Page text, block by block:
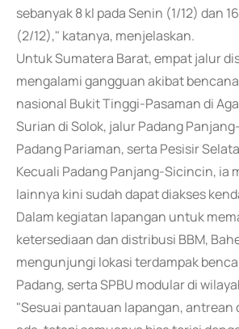
sebanyak 8 kl pada Senin (1/12) dan
(2/12)," katanya, menjelaskan.
Untuk Sumatera Barat, empat jalur
mengalami gangguan akibat
nasional Bukit Tinggi-Pasaman di
Surian di Solok, jalur Padang
Padang Pariaman, serta Pesisir
Kecuali Padang Panjang-Sicincin, ia
lainnya kini sudah dapat diakses
Dalam kegiatan lapangan untuk
ketersediaan dan distribusi BBM,
mengunjungi lokasi terdampak
Padang, serta SPBU modular di
"Sesuai pantauan lapangan, antrean